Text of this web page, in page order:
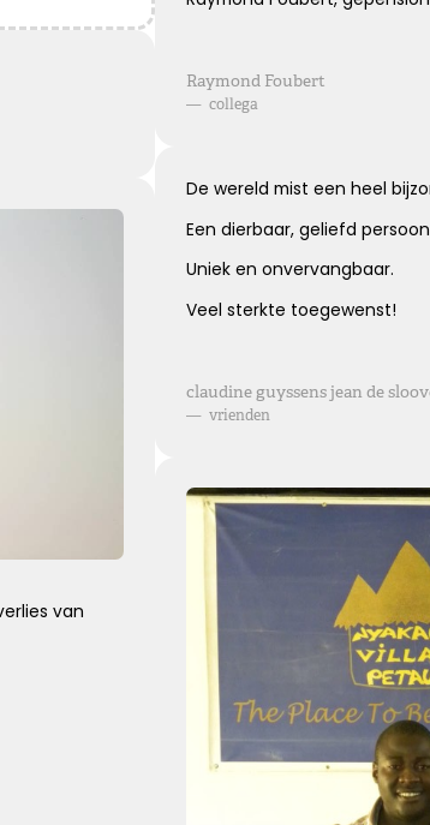
van
Raymond Foubert
— collega
De wereld mist een heel
Een dierbaar, geliefd
Uniek en onvervangbaar.
Veel sterkte toegewenst!
claudine guyssens jean de
— vrienden
herinneringen
blijft leeg. Een stem blijft zwijgen. Maar in ons
de herinneringen voor altijd blijven.
voor troost
dikke knuffel voor jullie in deze moeilijke